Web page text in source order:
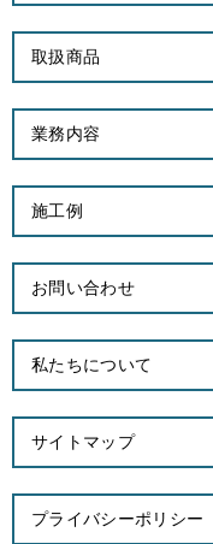
取扱商品
業務内容
施工例
お問い合わせ
私たちについて
サイトマップ
プライバシーポリシー